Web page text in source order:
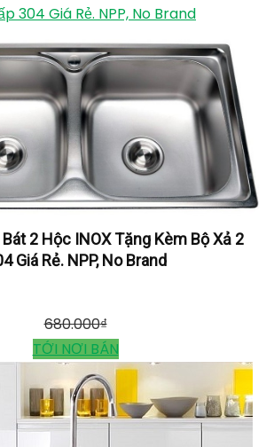
304 Giá Rẻ. NPP, No Brand
2 Hộc INOX Tặng Kèm Bộ Xả 2
Giá Rẻ. NPP, No Brand
680.000₫
TỚI NƠI BÁN